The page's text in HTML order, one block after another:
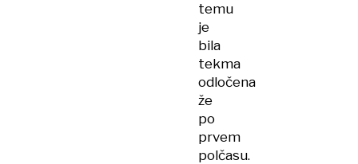
temu
je
bila
tekma
odločena
že
po
prvem
polčasu.